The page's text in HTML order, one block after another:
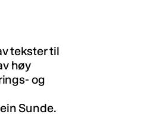
tekster til
høy
og
Sunde.